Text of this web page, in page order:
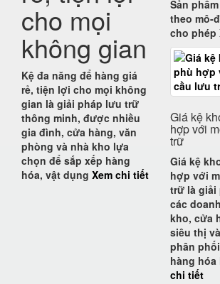
cho mọi
không gian
Kệ đa năng để hàng giá
rẻ, tiện lợi cho mọi không
gian là giải pháp lưu trữ
thông minh, được nhiều
gia đình, cửa hàng, văn
phòng và nhà kho lựa
chọn để sắp xếp hàng
hóa, vật dụng Xem chi tiết
Sản
theo mô-
cho phép
Giá kệ
hợp với
trữ
Giá kệ
hợp với
trữ là
các
kho, cửa
siêu thị
phân
hàng hóa
chi tiết